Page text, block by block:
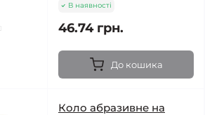
В наявності
46.74 грн.
До кошика
Коло абразивне на